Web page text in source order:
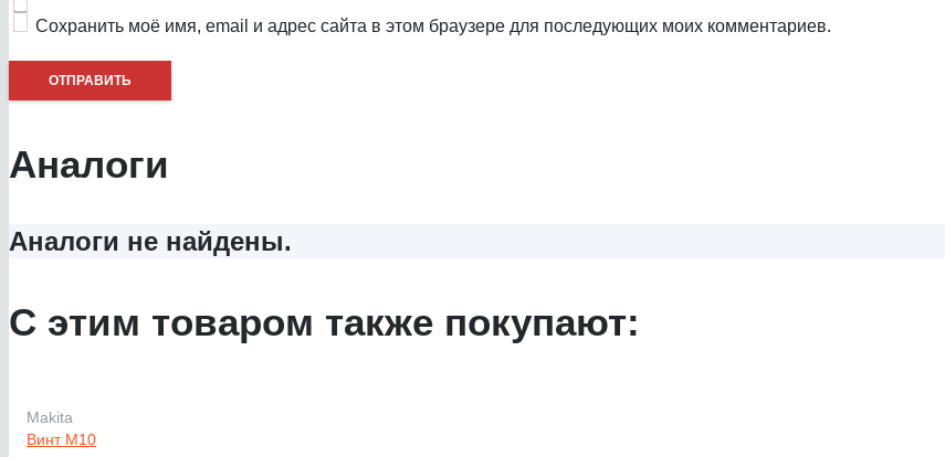
Сохранить моё имя, email и адрес сайта в этом браузере для последующих моих комментариев.
Аналоги
Аналоги не найдены.
С этим товаром также покупают:
Makita
Винт M10